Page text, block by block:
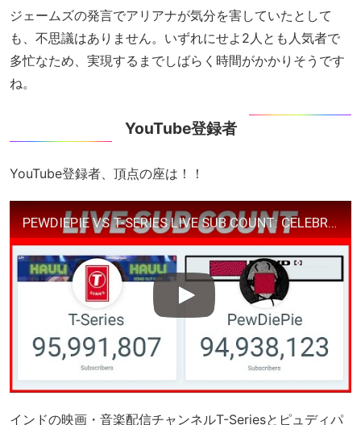
ジェームズの発言でアリアナが気分を害していたとして
も、不思議はありません。いずれにせよ2人とも人気者で
多忙なため、実現するまでしばらく時間がかかりそうです
ね。
YouTube登録者
YouTube登録者、頂点の座は！！
PEWDIEPIE VS T-SERIES LIVE SUB COUNT: CELEBRATING 100 MILLION
インドの映画・音楽配信チャンネルT-Seriesとピュディパ